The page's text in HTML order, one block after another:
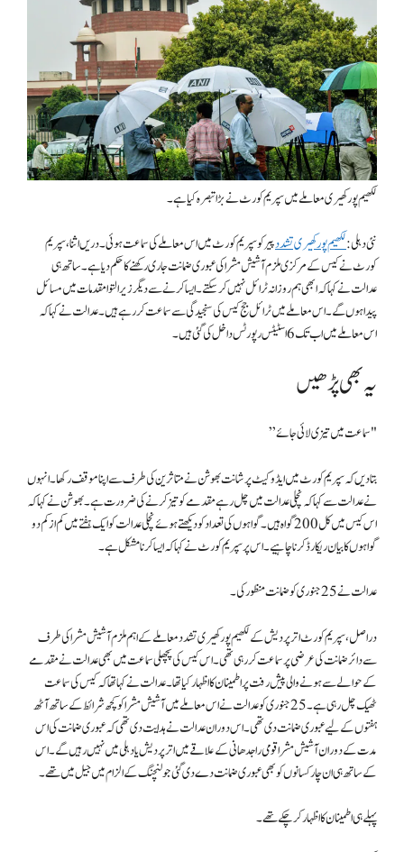
لکھیم پور کھیری معاملے میں سپریم کورٹ نے بڑا تبصرہ کیا ہے۔
نئی دہلی:لکھیم پور کھیری تشددپیر کو سپریم کورٹ میں اس معاملے کی سماعت ہوئی۔ دریں اثنا، سپریم
کورٹ نے کیس کے مرکزی ملزم آشیش مشرا کی عبوری ضمانت جاری رکھنے کا حکم دیا ہے۔ ساتھ ہی
عدالت نے کہا کہ ابھی ہم روزانہ ٹرائل نہیں کر سکتے۔ ایسا کرنے سے دیگر زیر التوا مقدمات میں مسائل
پیدا ہوں گے۔ اس معاملے میں ٹرائل جج کیس کی سنجیدگی سے سماعت کر رہے ہیں۔ عدالت نے کہا کہ
اس معاملے میں اب تک 6 اسٹیٹس رپورٹس داخل کی گئی ہیں۔
یہ بھی پڑھیں
"سماعت میں تیزی لائی جائے”
بتا دیں کہ سپریم کورٹ میں ایڈوکیٹ پرشانت بھوشن نے متاثرین کی طرف سے اپنا موقف رکھا۔ انہوں
نے عدالت سے کہا کہ نچلی عدالت میں چل رہے مقدمے کو تیز کرنے کی ضرورت ہے۔ بھوشن نے کہا کہ
اس کیس میں کل 200 گواہ ہیں۔ گواہوں کی تعداد کو دیکھتے ہوئے نچلی عدالت کو ایک ہفتے میں کم از کم دو
گواہوں کا بیان ریکارڈ کرنا چاہیے۔ اس پر سپریم کورٹ نے کہا کہ ایسا کرنا مشکل ہے۔
عدالت نے 25 جنوری کو ضمانت منظور کی۔
دراصل، سپریم کورٹ اتر پردیش کے لکھیم پور کھیری تشدد معاملے کے اہم ملزم آشیش مشرا کی طرف
سے دائر ضمانت کی عرضی پر سماعت کر رہی تھی۔ اس کیس کی پچھلی سماعت میں بھی عدالت نے مقدمے
کے حوالے سے ہونے والی پیش رفت پر اطمینان کا اظہار کیا تھا۔ عدالت نے کہا تھا کہ کیس کی سماعت
ٹھیک چل رہی ہے۔ 25 جنوری کو عدالت نے اس معاملے میں آشیش مشرا کو کچھ شرائط کے ساتھ آٹھ
ہفتوں کے لیے عبوری ضمانت دی تھی۔ اس دوران عدالت نے ہدایت دی تھی کہ عبوری ضمانت کی اس
مدت کے دوران آشیش مشرا قومی راجدھانی کے علاقے میں اتر پردیش یا دہلی میں نہیں رہیں گے۔ اس
کے ساتھ ہی ان چار کسانوں کو بھی عبوری ضمانت دے دی گئی جو لنچنگ کے الزام میں جیل میں تھے۔
پہلے ہی اطمینان کا اظہار کر چکے تھے۔